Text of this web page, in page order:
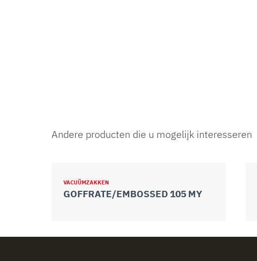
Andere producten die u mogelijk interesseren
VACUÜMZAKKEN
GOFFRATE/EMBOSSED 105 MY